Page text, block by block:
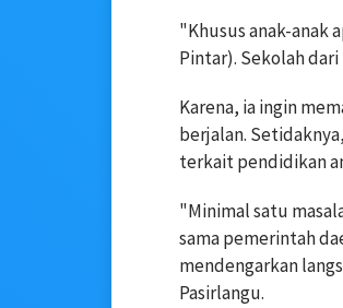
"Khusus anak-anak
Pintar). Sekolah dari
Karena, ia ingin
berjalan.
terkait pendidikan
"Minimal satu
sama pemerintah
mendengarkan
Pasirlangu.